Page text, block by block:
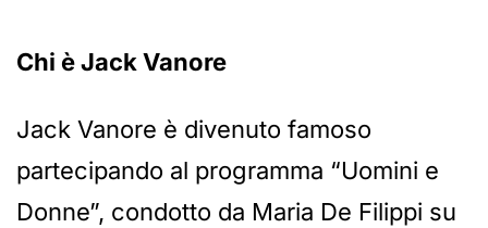
Chi è Jack Vanore
Jack Vanore è divenuto famoso
partecipando al programma “Uomini e
Donne”, condotto da Maria De Filippi su